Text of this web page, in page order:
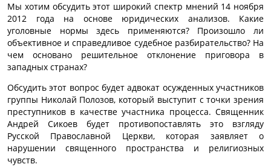
Мы хотим обсудить этот широкий спектр мнений 14 ноября
2012 года на основе юридических анализов. Какие
уголовные нормы здесь применяются? Произошло ли
объективное и справедливое судебное разбирательство? На
чем основано решительное отклонение приговора в
западных странах?
Обсудить этот вопрос будет адвокат осужденных участников
группы Николай Полозов, который выступит с точки зрения
преступников в качестве участника процесса. Священник
Андрей Сикоев будет противопоставлять это взгляду
Русской Православной Церкви, которая заявляет о
нарушении священного пространства и религиозных
чувств.